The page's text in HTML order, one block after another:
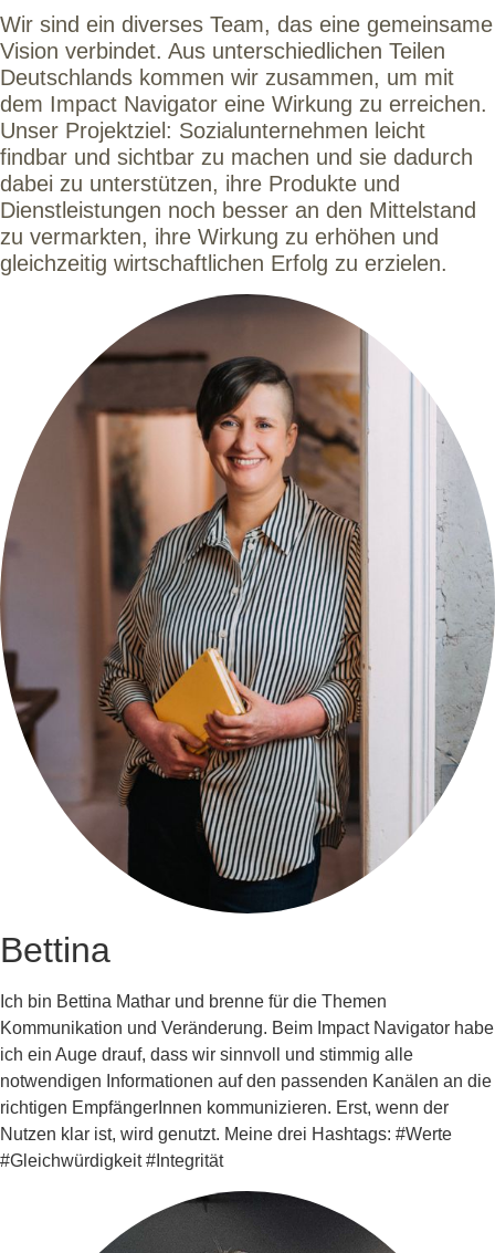
Wir sind ein diverses Team, das eine gemeinsame
Vision verbindet. Aus unterschiedlichen Teilen
Deutschlands kommen wir zusammen, um mit
dem Impact Navigator eine Wirkung zu erreichen.
Unser Projektziel: Sozialunternehmen leicht
findbar und sichtbar zu machen und sie dadurch
dabei zu unterstützen, ihre Produkte und
Dienstleistungen noch besser an den Mittelstand
zu vermarkten, ihre Wirkung zu erhöhen und
gleichzeitig wirtschaftlichen Erfolg zu erzielen.
Bettina
Ich bin Bettina Mathar und brenne für die Themen
Kommunikation und Veränderung. Beim Impact Navigator habe
ich ein Auge drauf, dass wir sinnvoll und stimmig alle
notwendigen Informationen auf den passenden Kanälen an die
richtigen EmpfängerInnen kommunizieren. Erst, wenn der
Nutzen klar ist, wird genutzt. Meine drei Hashtags: #Werte
#Gleichwürdigkeit #Integrität